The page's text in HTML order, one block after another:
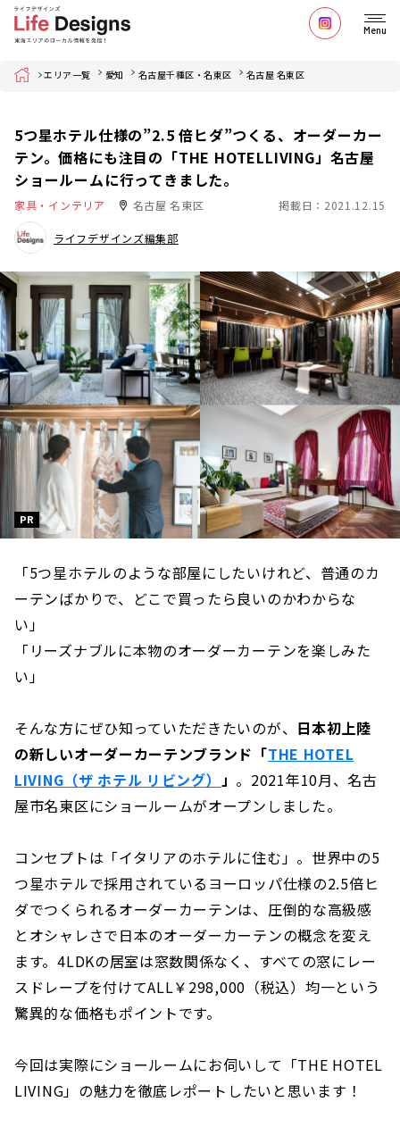
Menu
Home エリア一覧 愛知 名古屋千種区・名東区 名古屋 名東区
5つ星ホテル仕様の”2.5 倍ヒダ”つくる、オーダーカー
テン。価格にも注目の「THE HOTELLIVING」名古屋
ショールームに行ってきました。
家具・インテリア 名古屋 名東区 掲載日：2021.12.15
ライフデザインズ編集部
PR
「5つ星ホテルのような部屋にしたいけれど、普通のカ
ーテンばかりで、どこで買ったら良いのかわからな
い」
「リーズナブルに本物のオーダーカーテンを楽しみた
い」
そんな方にぜひ知っていただきたいのが、 日本初上陸
の新しいオーダーカーテンブランド「THE HOTEL
LIVING（ザ ホテル リビング）
」 。2021年10月、名古
屋市名東区にショールームがオープンしました。
コンセプトは「イタリアのホテルに住む」。世界中の5
つ星ホテルで採用されているヨーロッパ仕様の2.5倍ヒ
ダでつくられるオーダーカーテンは、圧倒的な高級感
とオシャレさで日本のオーダーカーテンの概念を変え
ます。4LDKの居室は窓数関係なく、すべての窓にレー
スドレープを付けてALL￥298,000（税込）均一という
驚異的な価格もポイントです。
今回は実際にショールームにお伺いして「THE HOTEL
LIVING」の魅力を徹底レポートしたいと思います！